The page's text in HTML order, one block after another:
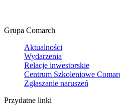
Grupa Comarch
Aktualności
Wydarzenia
Relacje inwestorskie
Centrum Szkoleniowe
Zgłaszanie naruszeń
Przydatne linki